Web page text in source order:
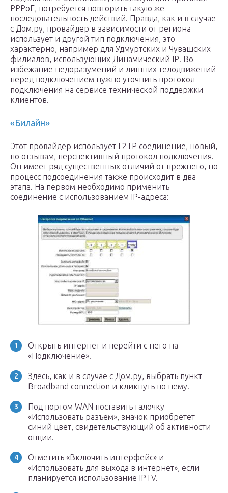
РРРоЕ, потребуется повторить такую же
последовательность действий. Правда, как и в случае
с Дом.ру, провайдер в зависимости от региона
использует и другой тип подключения, это
характерно, например для Удмуртских и Чувашских
филиалов, использующих Динамический IР. Во
избежание недоразумений и лишних телодвижений
перед подключением нужно уточнить протокол
подключения на сервисе технической поддержки
клиентов.
«Билайн»
Этот провайдер использует L2TP соединение, новый,
по отзывам, перспективный протокол подключения.
Он имеет ряд существенных отличий от прежнего, но
процесс подсоединения также происходит в два
этапа. На первом необходимо применить
соединение с использованием IP-адреса:
Открыть интернет и перейти с него на
«Подключение».
Здесь, как и в случае с Дом.ру, выбрать пункт
Broadband connection и кликнуть по нему.
Под портом WAN поставить галочку
«Использовать разъем», значок приобретет
синий цвет, свидетельствующий об активности
опции.
Отметить «Включить интерфейс» и
«Использовать для выхода в интернет», если
планируется использование IPTV.